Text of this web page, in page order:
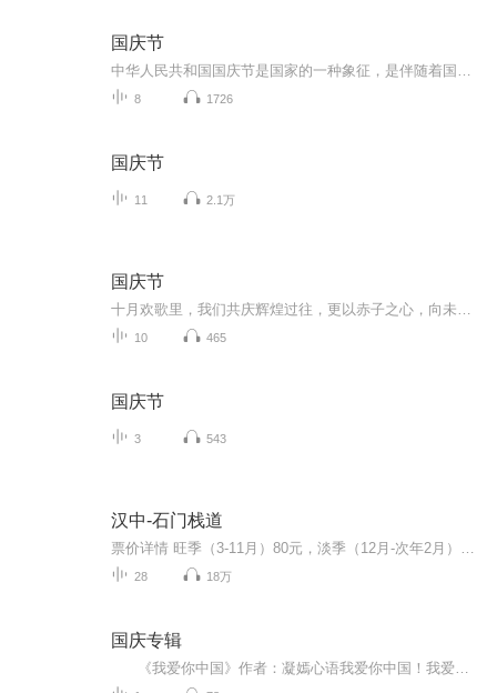
国庆节
8 1726
国庆节
11 2.1万
国庆节
10 465
国庆节
3 543
汉中-石门栈道
28 18万
国庆专辑